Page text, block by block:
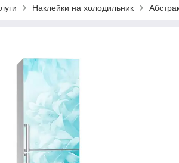
Наклейки на холодильник